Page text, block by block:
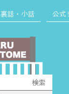
裏話・小話 公式